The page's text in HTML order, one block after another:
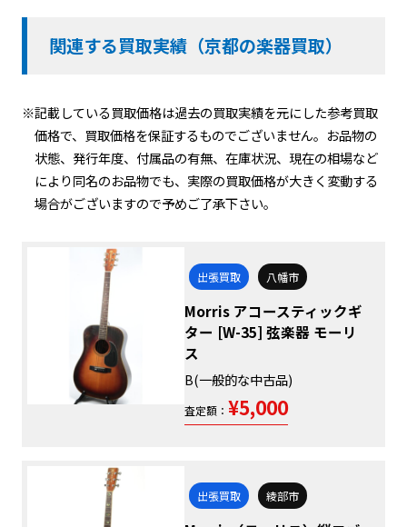
関連する買取実績（京都の楽器買取）
※記載している買取価格は過去の買取実績を元にした参考買取
価格で、買取価格を保証するものでございません。お品物の
状態、発行年度、付属品の有無、在庫状況、現在の相場など
により同名のお品物でも、実際の買取価格が大きく変動する
場合がございますので予めご了承下さい。
出張買取 八幡市
Morris アコースティックギ
ター [W-35] 弦楽器 モーリ
ス
B(一般的な中古品)
査定額： ¥5,000
出張買取 綾部市